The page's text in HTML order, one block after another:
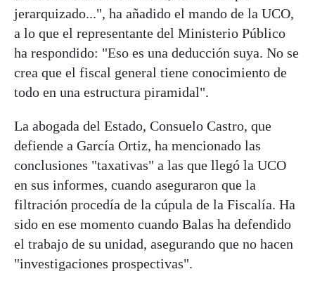
jerarquizado...", ha añadido el mando de la UCO,
a lo que el representante del Ministerio Público
ha respondido: "Eso es una deducción suya. No se
crea que el fiscal general tiene conocimiento de
todo en una estructura piramidal".
La abogada del Estado, Consuelo Castro, que
defiende a García Ortiz, ha mencionado las
conclusiones "taxativas" a las que llegó la UCO
en sus informes, cuando aseguraron que la
filtración procedía de la cúpula de la Fiscalía. Ha
sido en ese momento cuando Balas ha defendido
el trabajo de su unidad, asegurando que no hacen
"investigaciones prospectivas".